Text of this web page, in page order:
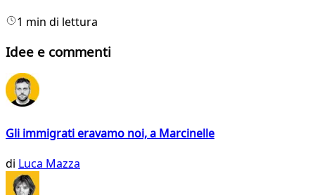
1 min di lettura
Idee e commenti
Gli immigrati eravamo noi, a Marcinelle
di Luca Mazza